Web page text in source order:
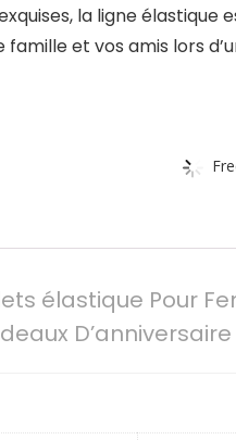
la ligne
et vos amis lors
élastique Pour
D’anniversaire